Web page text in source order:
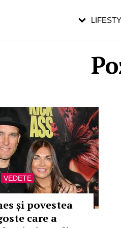
VEDETE
și povestea
care a
pe măsură ce înaintezi în vârstă